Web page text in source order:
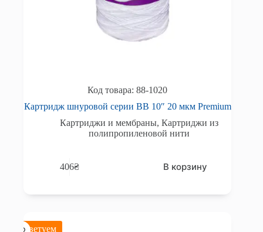
88-1020
Картридж шнуровой серии BB 10″ 20 мкм Premium
Картриджи и мембраны,Картриджи из
полипропиленовой нити
406₴ В корзину
Советуем